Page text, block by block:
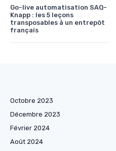
Go-live automatisation SAQ-
Knapp : les 5 leçons
transposables à un entrepôt
français
Octobre 2023
Décembre 2023
Février 2024
Août 2024